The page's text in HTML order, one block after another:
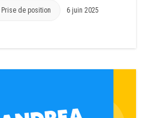
Prise de position 6 juin 2025